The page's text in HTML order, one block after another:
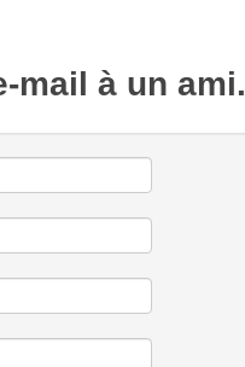
mail à un ami.